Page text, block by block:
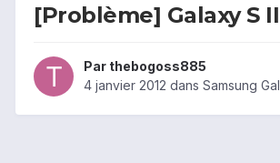
[Problème] Galaxy S
Par thebogoss885
4 janvier 2012 dans Samsung